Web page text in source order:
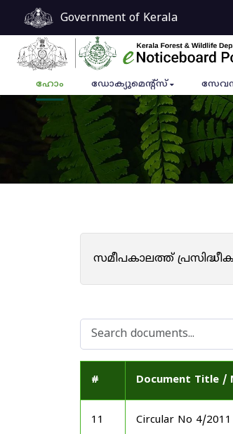
Government of Kerala
ഹോം ഡോക്യുമെൻ്റ്സ്
സമീപകാലത്ത്
# Document Title /
11 Circular No 4/